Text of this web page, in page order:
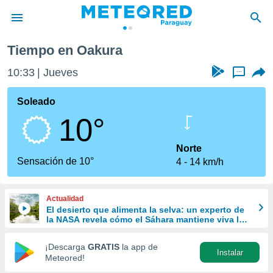
de
ha
calidad.
a este
las
y
forma
digital
basada
Tiempo en Oakura
10:33 Jueves ...
Soleado
10°
Sensación de 10°
Norte
4
14 km/h
Actualidad
El desierto que alimenta la selva: un experto de
la NASA revela cómo el Sáhara mantiene viva la
¡Descarga GRATIS la app de
Meteored!
Instalar